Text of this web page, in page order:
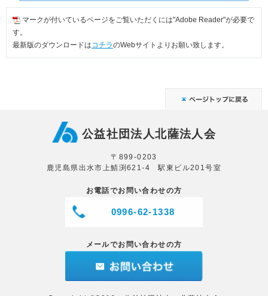
マークが付いているページをご覧いただくには"Adobe Reader"が必要で
す。
最新版のダウンロードは コチラのWebサイトよりお願い致します。
公益社団法人北薩法人会
〒899-0203
鹿児島県出水市上鯖渕621-4 駅東ビル201号室
お電話でお問い合わせの方
0996-62-1338
メールでお問い合わせの方